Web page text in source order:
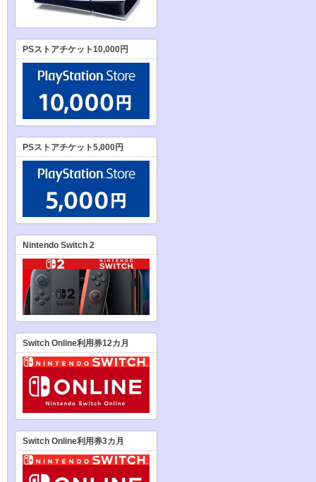
PSストアチケット10,000円
PSストアチケット5,000円
Nintendo Switch 2
Switch Online利用券12カ月
Switch Online利用券3カ月